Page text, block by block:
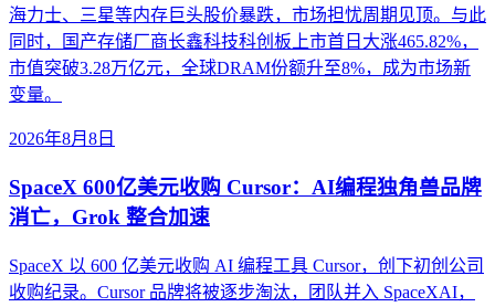
海力士、三星等内存巨头股价暴跌，市场担忧周期见顶。与此
同时，国产存储厂商长鑫科技科创板上市首日大涨465.82%，
市值突破3.28万亿元，全球DRAM份额升至8%，成为市场新
变量。
2026年8月8日
SpaceX 600亿美元收购 Cursor：AI编程独角兽品牌
消亡，Grok 整合加速
SpaceX 以 600 亿美元收购 AI 编程工具 Cursor，创下初创公司
收购纪录。Cursor 品牌将被逐步淘汰，团队并入 SpaceXAI，